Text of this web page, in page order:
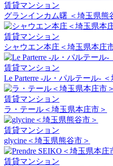
賃貸マンション
グランインカム曙 ＜埼玉県熊
賃貸マンション
シャウエン本庄＜埼玉県本庄
賃貸マンション
Le Parterre -ル・パルテール-
賃貸マンション
ラ・テール＜埼玉県本庄市＞
賃貸マンション
glycine＜埼玉県熊谷市＞
賃貸マンション